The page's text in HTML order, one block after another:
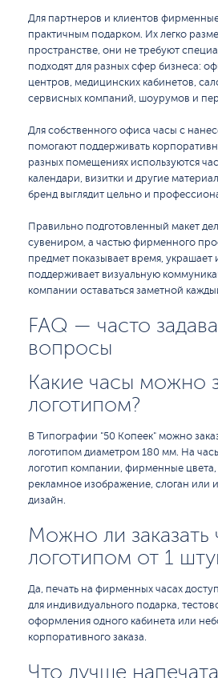
Для партнеров и клиентов
практичным подарком. Их легко
пространстве, они не требуют
подходят для разных сфер бизнеса:
центров, медицинских кабинетов,
сервисных компаний, шоурумов и
Для собственного офиса часы с
помогают поддерживать
разных помещениях используются
календари, визитки и другие
бренд выглядит цельно и
Правильно подготовленный макет
сувениром, а частью фирменного
предмет показывает время, украшает
поддерживает визуальную
компании оставаться заметной
FAQ — часто
вопросы
Какие часы можно
логотипом?
В Типографии "50 Копеек" можно
логотипом диаметром 180 мм. На
логотип компании, фирменные
рекламное изображение, слоган или
дизайн.
Можно ли заказать
логотипом от 1
Да, печать на фирменных часах
для индивидуального подарка,
оформления одного кабинета или
корпоративного заказа.
Что лучше